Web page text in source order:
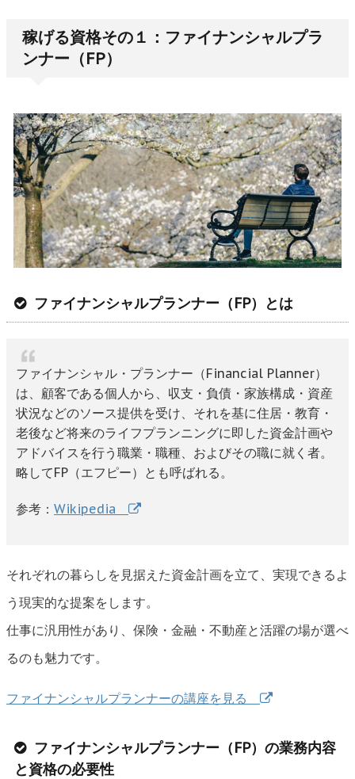
稼げる資格その１：ファイナンシャルプラ
ンナー（FP）
ファイナンシャルプランナー（FP）とは
ファイナンシャル・プランナー（Financial Planner）
は、顧客である個人から、収支・負債・家族構成・資産
状況などのソース提供を受け、それを基に住居・教育・
老後など将来のライフプランニングに即した資金計画や
アドバイスを行う職業・職種、およびその職に就く者。
略してFP（エフピー）とも呼ばれる。
参考： Wikipedia
それぞれの暮らしを見据えた資金計画を立て、実現できるよ
う現実的な提案をします。
仕事に汎用性があり、保険・金融・不動産と活躍の場が選べ
るのも魅力です。
ファイナンシャルプランナーの講座を見る
ファイナンシャルプランナー（FP）の業務内容
と資格の必要性